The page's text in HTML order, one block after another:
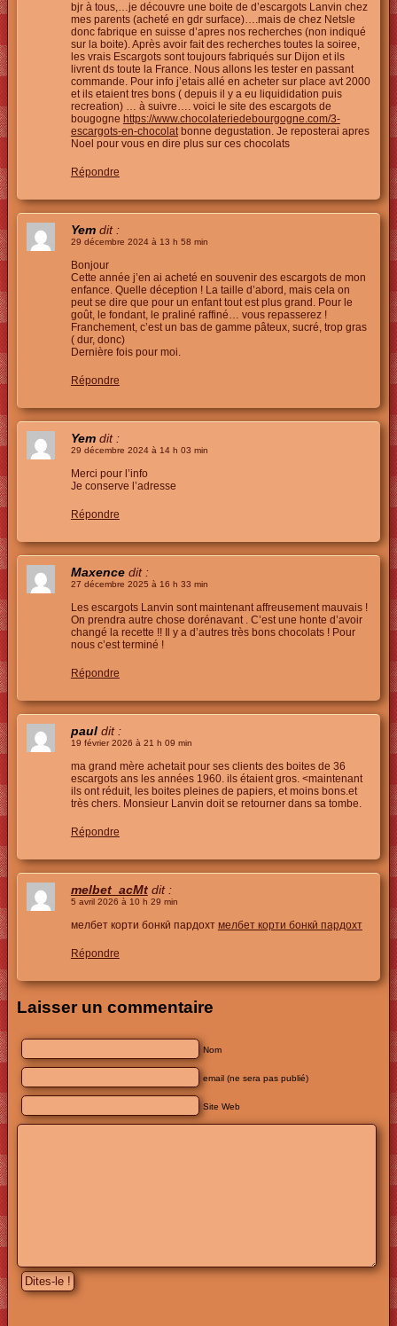
bjr à tous,…je découvre une boite de d’escargots Lanvin chez
mes parents (acheté en gdr surface)….mais de chez Netsle
donc fabrique en suisse d’apres nos recherches (non indiqué
sur la boite). Après avoir fait des recherches toutes la soiree,
les vrais Escargots sont toujours fabriqués sur Dijon et ils
livrent ds toute la France. Nous allons les tester en passant
commande. Pour info j’etais allé en acheter sur place avt 2000
et ils etaient tres bons ( depuis il y a eu liquididation puis
recreation) … à suivre…. voici le site des escargots de
bougogne https://www.chocolateriedebourgogne.com/3-
escargots-en-chocolatbonne degustation. Je reposterai apres
Noel pour vous en dire plus sur ces chocolats
Répondre
Yem dit :
29 décembre 2024 à 13 h 58 min
Bonjour
Cette année j’en ai acheté en souvenir des escargots de mon
enfance. Quelle déception ! La taille d’abord, mais cela on
peut se dire que pour un enfant tout est plus grand. Pour le
goût, le fondant, le praliné raffiné… vous repasserez !
Franchement, c’est un bas de gamme pâteux, sucré, trop gras
( dur, donc)
Dernière fois pour moi.
Répondre
Yem dit :
29 décembre 2024 à 14 h 03 min
Merci pour l’info
Je conserve l’adresse
Répondre
Maxence dit :
27 décembre 2025 à 16 h 33 min
Les escargots Lanvin sont maintenant affreusement mauvais !
On prendra autre chose dorénavant . C’est une honte d’avoir
changé la recette !! Il y a d’autres très bons chocolats ! Pour
nous c’est terminé !
Répondre
paul dit :
19 février 2026 à 21 h 09 min
ma grand mère achetait pour ses clients des boites de 36
escargots ans les années 1960. ils étaient gros. <maintenant
ils ont réduit, les boites pleines de papiers, et moins bons.et
très chers. Monsieur Lanvin doit se retourner dans sa tombe.
Répondre
melbet_acMt dit :
5 avril 2026 à 10 h 29 min
мелбет корти бонкӣ пардохт мелбет корти бонкӣ пардохт
Répondre
Laisser un commentaire
Nom
email (ne sera pas publié)
Site Web